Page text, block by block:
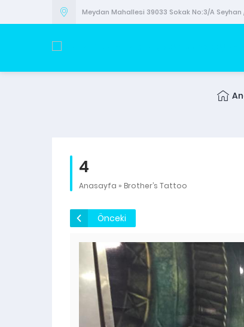
Meydan Mahallesi 39033 Sokak No:3/A Seyhan
4
Anasayfa » Brother’s Tattoo
Önceki